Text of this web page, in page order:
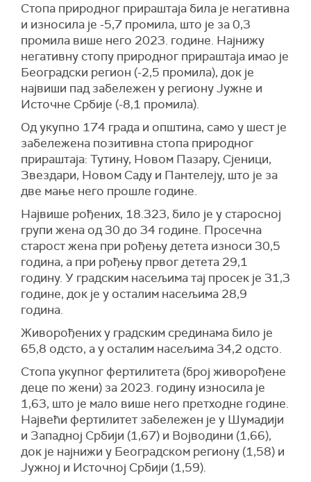
Стопа природног прираштаја била је негативна
и износила је -5,7 промила, што је за 0,3
промила више него 2023. године. Најнижу
негативну стопу природног прираштаја имао је
Београдски регион (-2,5 промила), док је
највиши пад забележен у региону Јужне и
Источне Србије (-8,1 промила).
Од укупно 174 града и општина, само у шест је
забележена позитивна стопа природног
прираштаја: Тутину, Новом Пазару, Сјеници,
Звездари, Новом Саду и Пантелеју, што је за
две мање него прошле године.
Највише рођених, 18.323, било је у старосној
групи жена од 30 до 34 године. Просечна
старост жена при рођењу детета износи 30,5
година, а при рођењу првог детета 29,1
годину. У градским насељима тај просек је 31,3
године, док је у осталим насељима 28,9
година.
Живорођених у градским срединама било је
65,8 одсто, а у осталим насељима 34,2 одсто.
Стопа укупног фертилитета (број живорођене
деце по жени) за 2023. годину износила је
1,63, што је мало више него претходне године.
Највећи фертилитет забележен је у Шумадији
и Западној Србији (1,67) и Војводини (1,66),
док је најнижи у Београдском региону (1,58) и
Јужној и Источној Србији (1,59).